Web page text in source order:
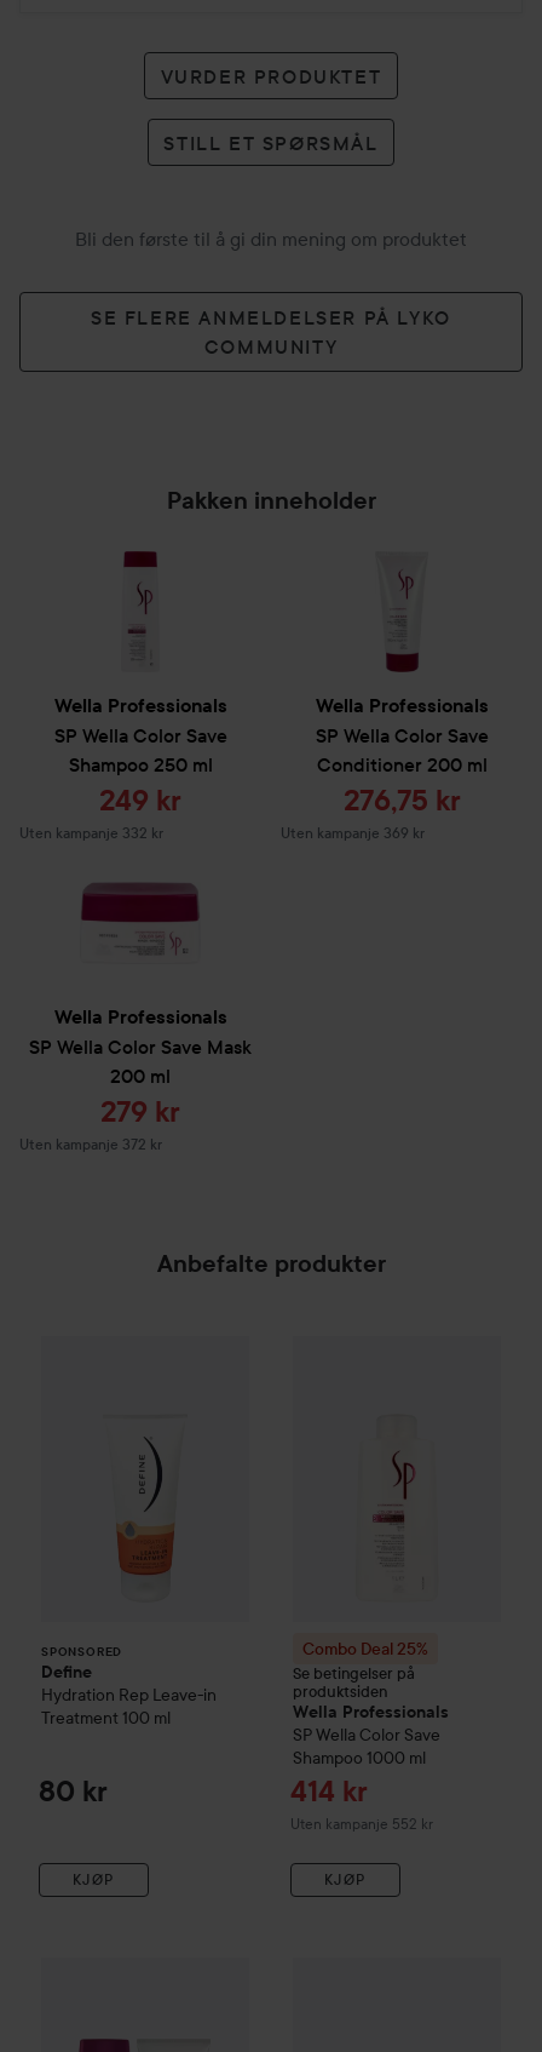
VURDER PRODUKTET
STILL ET SPØRSMÅL
Bli den første til å gi din mening om produktet
SE FLERE ANMELDELSER PÅ LYKO
COMMUNITY
Pakken inneholder
Wella Professionals
SP Wella Color Save
Shampoo 250 ml
Tilbudspris
249 kr
Uten kampanje 332 kr
Wella Professionals
SP Wella Color Save
Conditioner 200 ml
Tilbudspris
276,75 kr
Uten kampanje 369 kr
Wella Professionals
SP Wella Color Save Mask
200 ml
Tilbudspris
279 kr
Uten kampanje 372 kr
Anbefalte produkter
SPONSORED
Define
Hydration Rep Leave-in
Treatment 100 ml
80 kr
KJØP
Combo Deal 25%
Se betingelser på
produktsiden
Wella Professionals
SPWella Color Save
Shampoo 1000 ml
Tilbudspris
414 kr
Uten kampanje 552 kr
KJØP